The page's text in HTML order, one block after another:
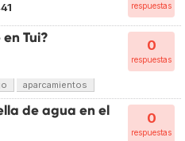
respuestas
0
respuestas
Tui?
aparcamientos
0
respuestas
de agua en el